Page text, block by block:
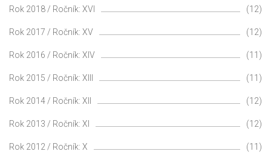
Rok 2018 / Ročník: XVI (12)
Rok 2017 / Ročník: XV (12)
Rok 2016 / Ročník: XIV (11)
Rok 2015 / Ročník: XIII (11)
Rok 2014 / Ročník: XII (12)
Rok 2013 / Ročník: XI (12)
Rok 2012 / Ročník: X (11)